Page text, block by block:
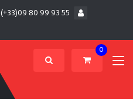
(+33)09 80 99 93 55
0